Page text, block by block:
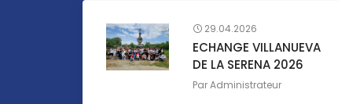
29.04.2026
ECHANGE VILLANUEVA
DE LA SERENA 2026
ParAdministrateur